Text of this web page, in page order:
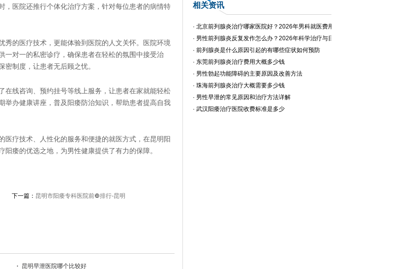
，医院还推行个体化治疗方案，针对每位患者的病情特
的医疗技术，更能体验到医院的人文关怀。医院环境
一对一的私密诊疗，确保患者在轻松的氛围中接受治
制度，让患者无后顾之忧。
线咨询、预约挂号等线上服务，让患者在家就能轻松
举办健康讲座，普及阳痿防治知识，帮助患者提高自我
疗技术、人性化的服务和便捷的就医方式，在昆明阳
痿的优选之地，为男性健康提供了有力的保障。
下一篇： 昆明市阳痿专科医院前❿排行-昆明
昆明早泄医院哪个比较好
相关资讯
· 北京前列腺炎治疗哪家医院好？2026年男科就医费用与专家推荐
· 男性前列腺炎反复发作怎么办？2026年科学治疗与日常护理指南
· 前列腺炎是什么原因引起的有哪些症状如何预防
· 东莞前列腺炎治疗费用大概多少钱
· 男性勃起功能障碍的主要原因及改善方法
· 珠海前列腺炎治疗大概需要多少钱
· 男性早泄的常见原因和治疗方法详解
· 武汉阳痿治疗医院收费标准是多少